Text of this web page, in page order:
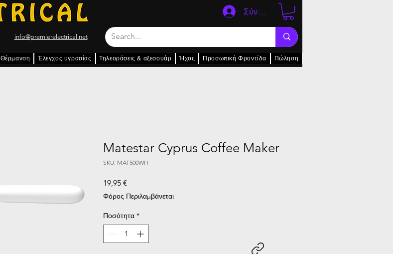
info@premierelectrical.net
Σύνδεση
Θέρμανση Έλεγχος υγρασίας Τηλεοράσεις & αξεσουάρ Ήχος Προσωπική Φροντίδα Πώληση
Matestar Cyprus Coffee Maker
SKU: MAT500WH
19,95 €
Φόρος Περιλαμβάνεται
Ποσότητα *